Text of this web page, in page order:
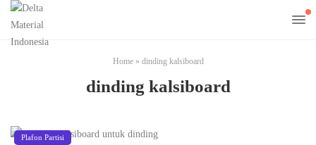
Home» dinding kalsiboard
dinding kalsiboard
Plafon Partisi